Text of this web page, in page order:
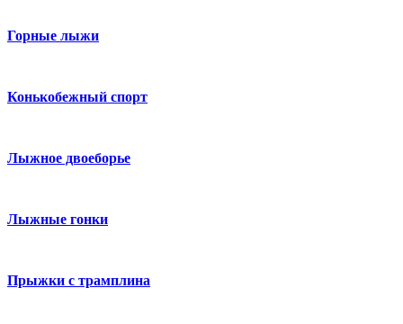
Горные лыжи
Конькобежный спорт
Лыжное двоеборье
Лыжные гонки
Прыжки с трамплина